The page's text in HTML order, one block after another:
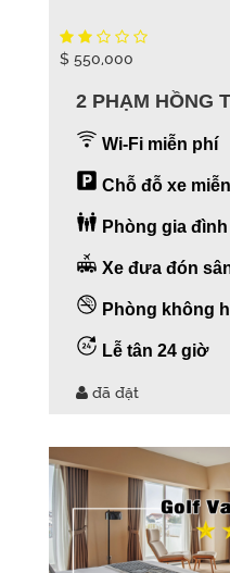
$ 550,000
2 PHẠM HỒNG
Wi-Fi miễn phí
Chỗ đỗ xe
Phòng gia đình
Xe đưa đón
Phòng không
Lễ tân 24 giờ
đã đặt